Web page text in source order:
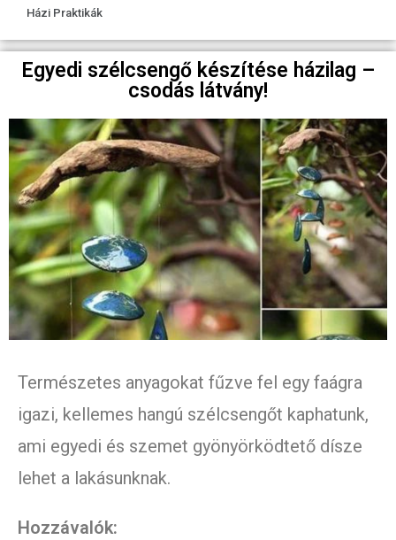
Házi Praktikák
Egyedi szélcsengő készítése házilag –
csodás látvány!
Természetes anyagokat fűzve fel egy faágra
igazi, kellemes hangú szélcsengőt kaphatunk,
ami egyedi és szemet gyönyörködtető dísze
lehet a lakásunknak.
Hozzávalók: